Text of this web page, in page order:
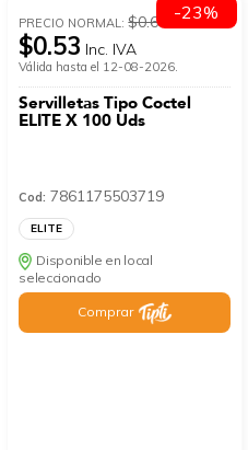
PRECIO NORMAL:$0.69
$0.53 Inc. IVA
Válida hasta el 12-08-2026.
Servilletas Tipo Coctel
ELITE X 100 Uds
Cod: 7861175503719
ELITE
Disponible en local
seleccionado
Comprar
-23%